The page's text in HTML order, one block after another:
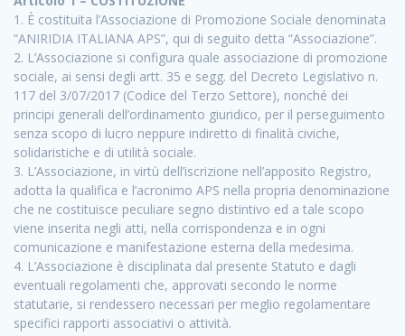
1. È costituita l’Associazione di Promozione Sociale denominata
“ANIRIDIA ITALIANA APS”, qui di seguito detta “Associazione”.
2. L’Associazione si configura quale associazione di promozione
sociale, ai sensi degli artt. 35 e segg. del Decreto Legislativo n.
117 del 3/07/2017 (Codice del Terzo Settore), nonché dei
principi generali dell’ordinamento giuridico, per il perseguimento
senza scopo di lucro neppure indiretto di finalità civiche,
solidaristiche e di utilità sociale.
3. L’Associazione, in virtù dell’iscrizione nell’apposito Registro,
adotta la qualifica e l’acronimo APS nella propria denominazione
che ne costituisce peculiare segno distintivo ed a tale scopo
viene inserita negli atti, nella corrispondenza e in ogni
comunicazione e manifestazione esterna della medesima.
4. L’Associazione è disciplinata dal presente Statuto e dagli
eventuali regolamenti che, approvati secondo le norme
statutarie, si rendessero necessari per meglio regolamentare
specifici rapporti associativi o attività.